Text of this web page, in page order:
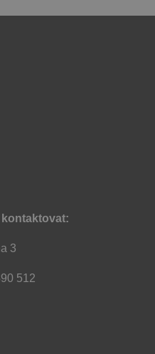
kontaktovat:
3
512